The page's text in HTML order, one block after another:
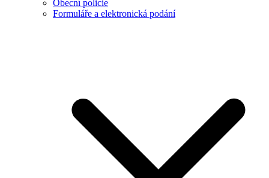
Obecní policie
Formuláře a elektronická podání